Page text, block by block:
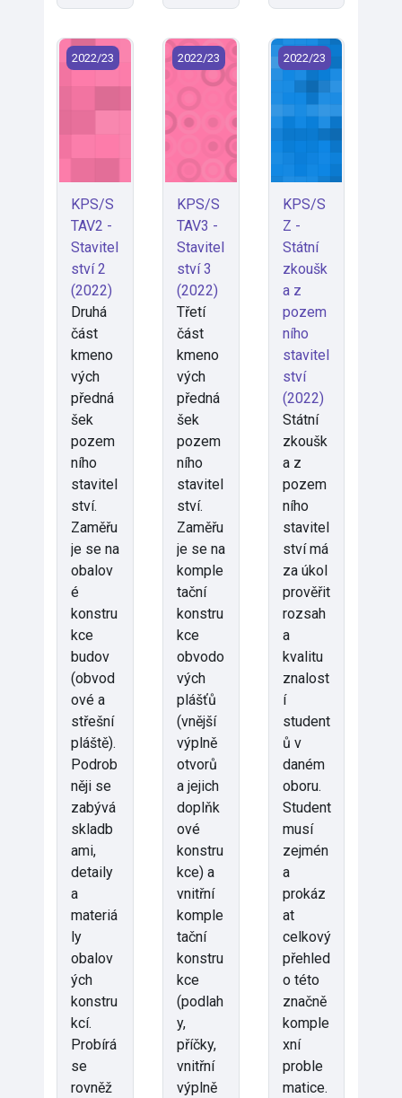
KPS/STAV2 - Stavitelství 2 (2022)
2022/23
KPS/S
TAV2 -
Stavitel
ství 2
(2022)
Druhá
část
kmeno
vých
předná
šek
pozem
ního
stavitel
ství.
Zaměřu
je se na
obalov
é
konstru
kce
budov
(obvod
ové a
střešní
pláště).
Podrob
něji se
zabývá
skladb
ami,
detaily
a
materiá
ly
obalov
ých
konstru
kcí.
Probírá
se
rovněž
KPS/STAV3 - Stavitelství 3 (2022)
2022/23
KPS/S
TAV3 -
Stavitel
ství 3
(2022)
Třetí
část
kmeno
vých
předná
šek
pozem
ního
stavitel
ství.
Zaměřu
je se na
komple
tační
konstru
kce
obvodo
vých
plášťů
(vnější
výplně
otvorů
a jejich
doplňk
ové
konstru
kce) a
vnitřní
komple
tační
konstru
kce
(podlah
y,
příčky,
vnitřní
výplně
KPS/SZ - Státní
2022/23
KPS/S
Z -
Státní
zkoušk
a z
pozem
ního
stavitel
ství
(2022)
Státní
zkoušk
a z
pozem
ního
stavitel
ství má
za úkol
prověřit
rozsah
a
kvalitu
znalost
í
student
ů v
daném
oboru.
Student
musí
zejmén
a
prokáz
at
celkový
přehled
o této
značně
komple
xní
proble
matice.